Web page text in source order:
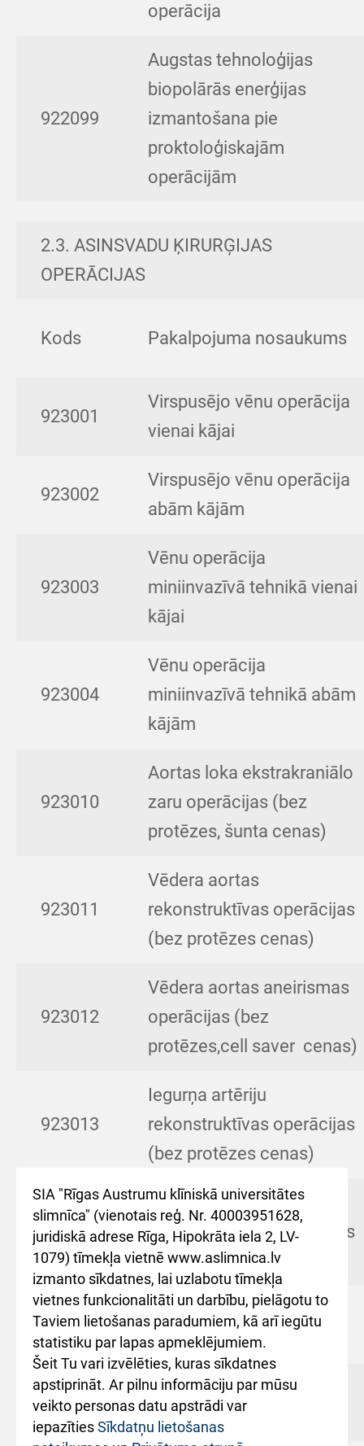
operācija
922099
Augstas tehnoloģijas
biopolārās enerģijas
izmantošana pie
proktoloģiskajām
operācijām
2.3. ASINSVADU ĶIRURĢIJAS
OPERĀCIJAS
Kods Pakalpojuma nosaukums
923001
Virspusējo vēnu operācija
vienai kājai
923002
Virspusējo vēnu operācija
abām kājām
923003
Vēnu operācija
miniinvazīvā tehnikā vienai
kājai
923004
Vēnu operācija
miniinvazīvā tehnikā abām
kājām
923010
Aortas loka ekstrakraniālo
zaru operācijas (bez
protēzes, šunta cenas)
923011
Vēdera aortas
rekonstruktīvas operācijas
(bez protēzes cenas)
923012
Vēdera aortas aneirismas
operācijas (bez
protēzes,cell saver cenas)
923013
Iegurņa artēriju
rekonstruktīvas operācijas
(bez protēzes cenas)
923014
Ciskas artērijas
rekonstruktīvas operācijas
(bez protēzes cenas)
923015
Ekstraanatomiski šunti
(bez protēzes cenas)
923016
Asinsvadu iedzimtas
anomālijas operācijas
SIA "Rīgas Austrumu klīniskā universitātes
slimnīca" (vienotais reģ. Nr. 40003951628,
juridiskā adrese Rīga, Hipokrāta iela 2, LV-
1079) tīmekļa vietnē www.aslimnica.lv
izmanto sīkdatnes, lai uzlabotu tīmekļa
vietnes funkcionalitāti un darbību, pielāgotu to
Taviem lietošanas paradumiem, kā arī iegūtu
statistiku par lapas apmeklējumiem.
Šeit Tu vari izvēlēties, kuras sīkdatnes
apstiprināt. Ar pilnu informāciju par mūsu
veikto personas datu apstrādi var
iepazītiesSīkdatņu lietošanas